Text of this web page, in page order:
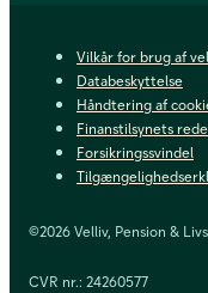
Vilkår for brug af
Databeskyttelse
Håndtering af
Finanstilsynets
Forsikringssvindel
©2026 Velliv, Pension &
CVR nr.: 24260577